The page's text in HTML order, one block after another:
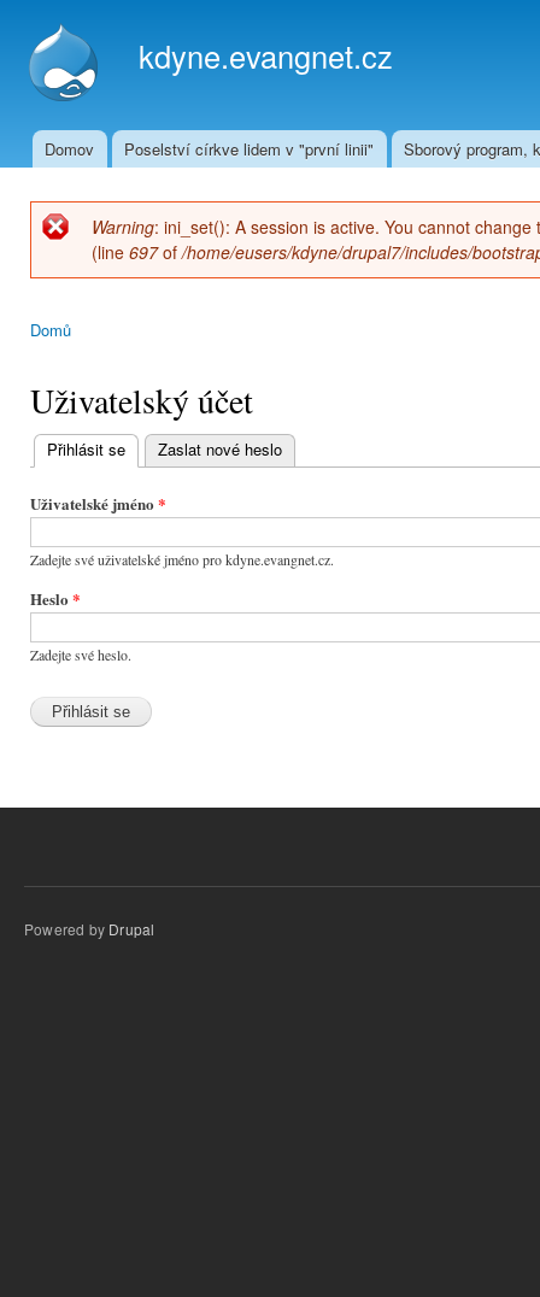
kdyne.evangnet.cz
Hlavní menu
Domov Poselství církve lidem v "první linii" Sborový program,
Chybová zpráva
Warning: ini_set(): A session is active. You cannot
(line 697of/home/eusers/kdyne/drupal7/includes/
Domů
Uživatelský účet
Hlavní
záložky
Přihlásit se (aktivní záložka)
Zaslat nové heslo
Uživatelské jméno *
Zadejte své uživatelské jméno pro kdyne.evangnet.cz.
Heslo *
Zadejte své heslo.
Powered by Drupal